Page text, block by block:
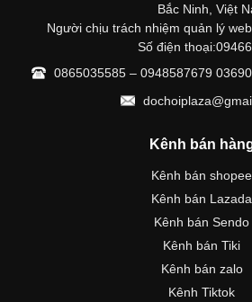
Bắc Ninh, Việt
Người chịu trách nhiệm quản lý
Số điện
0865035585 – 0948587679
Kênh bán
Kênh bán shopee
Kênh bán Lazada
Kênh bán Sendo
Kênh bán Tiki
Kênh bán zalo
Kênh Tiktok